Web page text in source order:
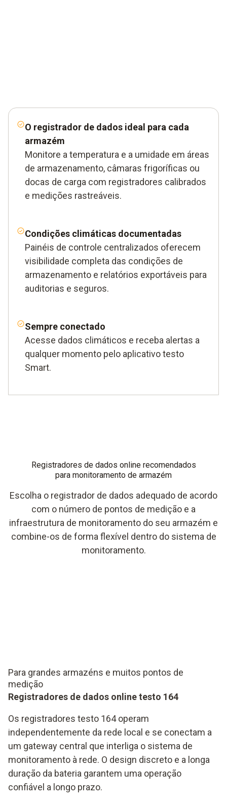
O registrador de dados ideal para cada
armazém
Monitore a temperatura e a umidade em áreas
de armazenamento, câmaras frigoríficas ou
docas de carga com registradores calibrados
e medições rastreáveis.
Condições climáticas documentadas
Painéis de controle centralizados oferecem
visibilidade completa das condições de
armazenamento e relatórios exportáveis ​​para
auditorias e seguros.
Sempre conectado
Acesse dados climáticos e receba alertas a
qualquer momento pelo aplicativo testo
Smart.
Registradores de dados online recomendados
para monitoramento de armazém
Escolha o registrador de dados adequado de acordo
com o número de pontos de medição e a
infraestrutura de monitoramento do seu armazém e
combine-os de forma flexível dentro do sistema de
monitoramento.
Para grandes armazéns e muitos pontos de
medição
Registradores de dados online testo 164
Os registradores testo 164 operam
independentemente da rede local e se conectam a
um gateway central que interliga o sistema de
monitoramento à rede. O design discreto e a longa
duração da bateria garantem uma operação
confiável a longo prazo.